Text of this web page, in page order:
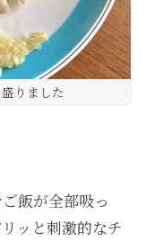
りました
飯が全部吸っ
ッと刺激的なチ